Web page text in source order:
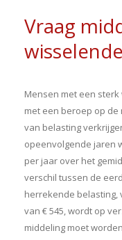
Vraag
Mensen met een
met een beroep op
van belasting
opeenvolgende jaren
per jaar over het
verschil tussen de
herrekende belasting,
van € 545, wordt op
middeling moet